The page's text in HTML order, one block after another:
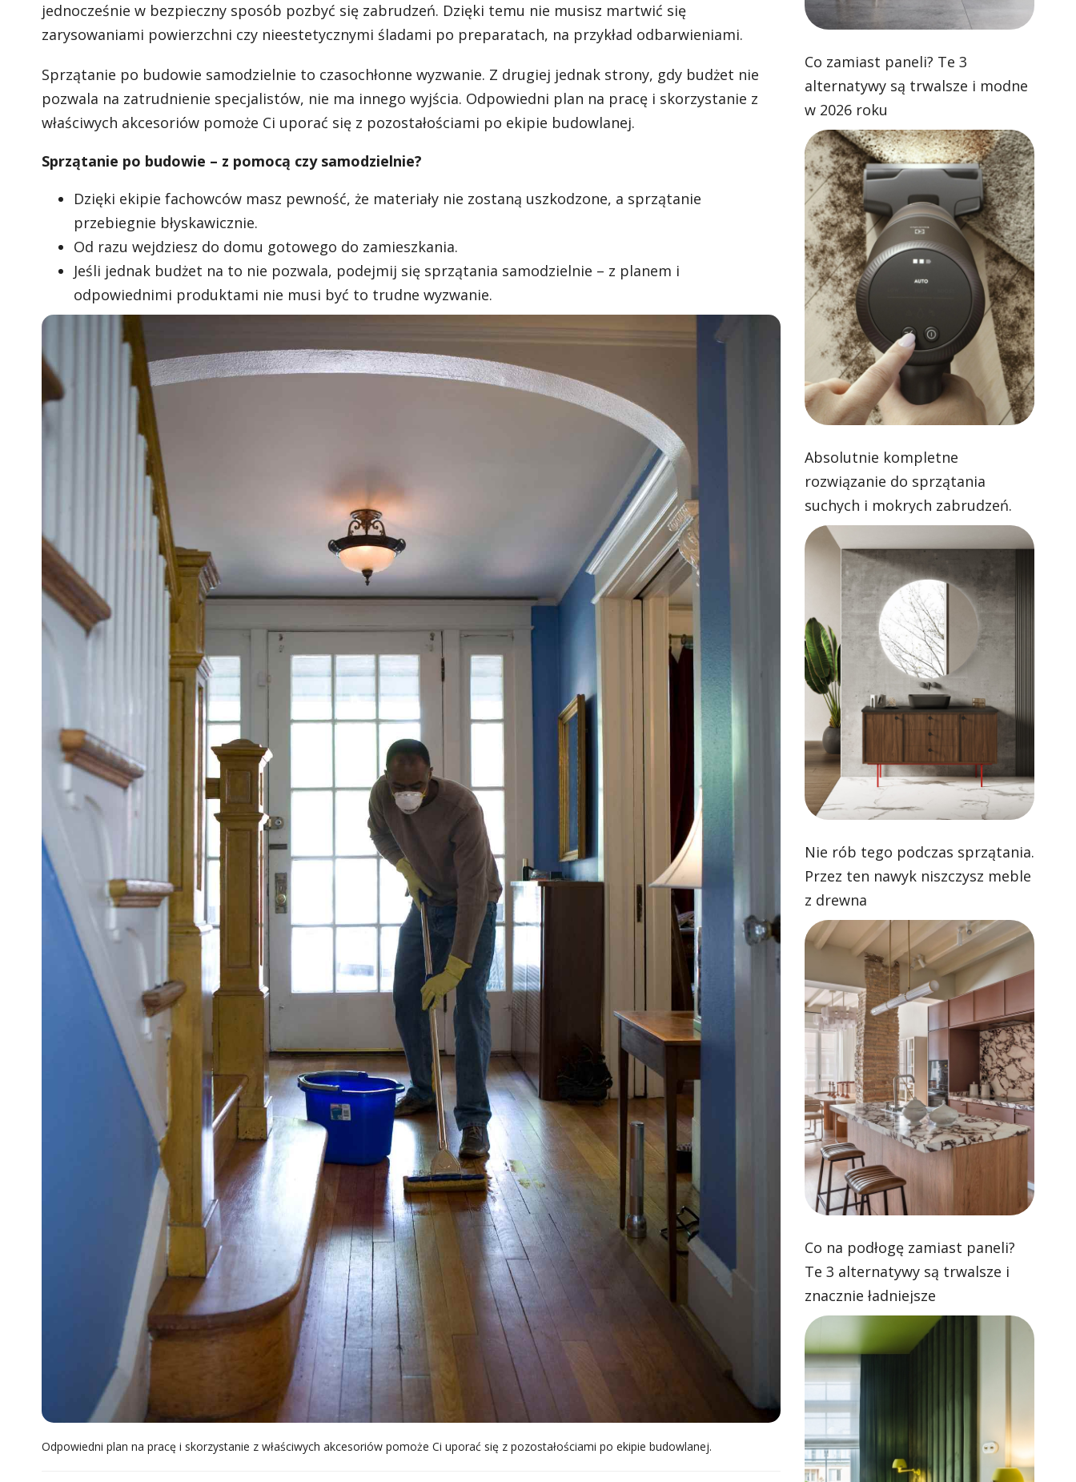
jednocześnie w bezpieczny sposób pozbyć się zabrudzeń. Dzięki temu nie musisz martwić się
zarysowaniami powierzchni czy nieestetycznymi śladami po preparatach, na przykład odbarwieniami.
Sprzątanie po budowie samodzielnie to czasochłonne wyzwanie. Z drugiej jednak strony, gdy budżet nie
pozwala na zatrudnienie specjalistów, nie ma innego wyjścia. Odpowiedni plan na pracę i skorzystanie z
właściwych akcesoriów pomoże Ci uporać się z pozostałościami po ekipie budowlanej.
Sprzątanie po budowie – z pomocą czy samodzielnie?
Dzięki ekipie fachowców masz pewność, że materiały nie zostaną uszkodzone, a sprzątanie
przebiegnie błyskawicznie.
Od razu wejdziesz do domu gotowego do zamieszkania.
Jeśli jednak budżet na to nie pozwala, podejmij się sprzątania samodzielnie – z planem i
odpowiednimi produktami nie musi być to trudne wyzwanie.
Odpowiedni plan na pracę i skorzystanie z właściwych akcesoriów pomoże Ci uporać się z pozostałościami po ekipie budowlanej.
Co zamiast paneli? Te 3
alternatywy są trwalsze i modne
w 2026 roku
Absolutnie kompletne
rozwiązanie do sprzątania
suchych i mokrych zabrudzeń.
Skuteczne odkurzanie i zawsze
czyste mopowanie
Nie rób tego podczas sprzątania.
Przez ten nawyk niszczysz meble
z drewna
Co na podłogę zamiast paneli?
Te 3 alternatywy są trwalsze i
znacznie ładniejsze